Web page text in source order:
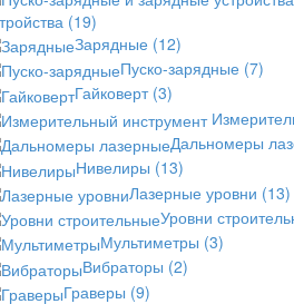
(19)
Зарядные (12)
Пуско-зарядные (7)
Гайковерт (3)
Дальномеры
Нивелиры (13)
Лазерные уровни (13)
Уровни
Мультиметры (3)
Вибраторы (2)
Граверы (9)